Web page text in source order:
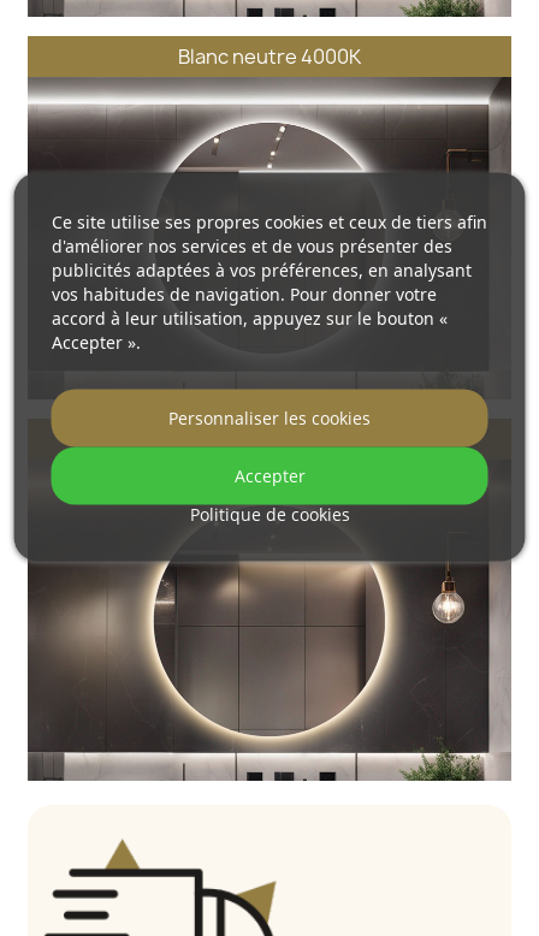
Blanc neutre 4000K
Ce site utilise ses propres cookies et ceux de tiers afin
d'améliorer nos services et de vous présenter des
publicités adaptées à vos préférences, en analysant
vos habitudes de navigation. Pour donner votre
accord à leur utilisation, appuyez sur le bouton «
Accepter ».
Politique de cookies
Personnaliser les cookies
Accepter